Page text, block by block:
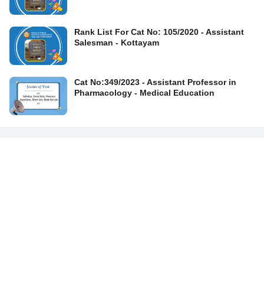
Rank List For Cat No: 105/2020 - Assistant
Salesman - Kottayam
Cat No:349/2023 - Assistant Professor in
Pharmacology - Medical Education